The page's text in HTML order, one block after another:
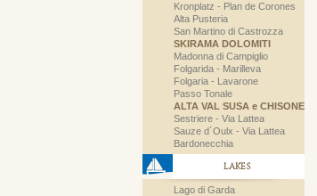
Kronplatz - Plan de Corones
Alta Pusteria
San Martino di Castrozza
SKIRAMA DOLOMITI
Madonna di Campiglio
Folgarida - Marilleva
Folgaria - Lavarone
Passo Tonale
ALTA VAL SUSA e CHISONE
Sestriere - Via Lattea
Sauze d´Oulx - Via Lattea
Bardonecchia
LAKES
Lago di Garda